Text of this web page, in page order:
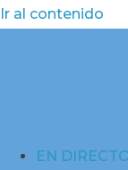
Ir al contenido
EN